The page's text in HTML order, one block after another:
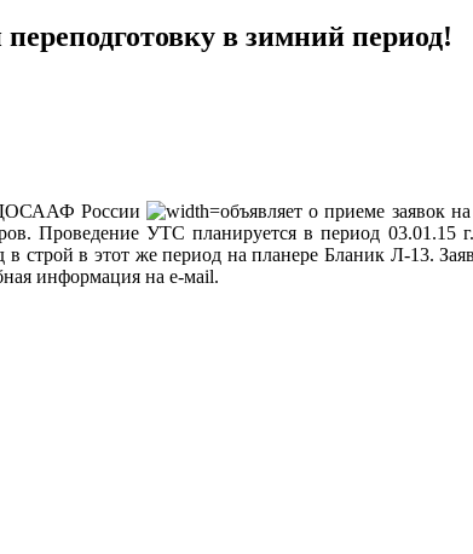
в зимний период!
ДОСААФ России
объявляет о приеме заявок
Проведение УТС планируется в период
строй в этот же период на планере Бланик Л-13.
информация на е-мail.